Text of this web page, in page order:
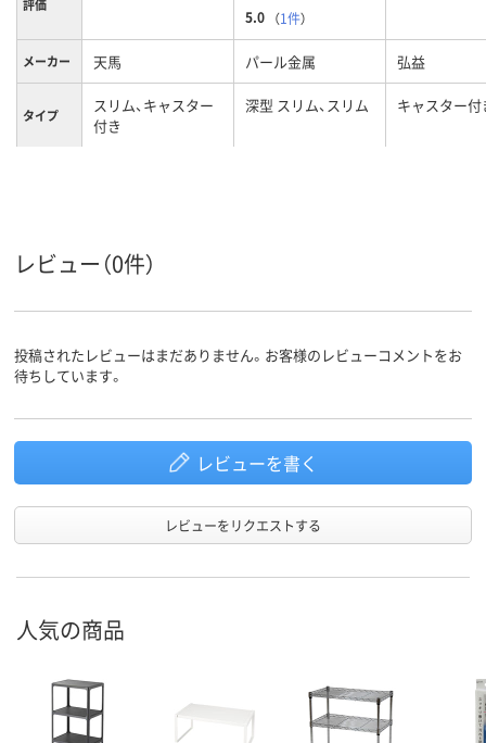
評価
5.0 （1件）
メーカー 天馬 パール金属 弘益
タイプ
スリム、キャスター
付き
深型 スリム、スリム キャスター付
レビュー（0件）
投稿されたレビューはまだありません。お客様のレビューコメントをお
待ちしています。
レビューを書く
レビューをリクエストする
人気の商品